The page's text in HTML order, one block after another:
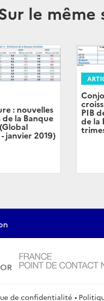
le même
: nouvelles
la Banque
janvier 2019)
PIB
de la
de confidentialité